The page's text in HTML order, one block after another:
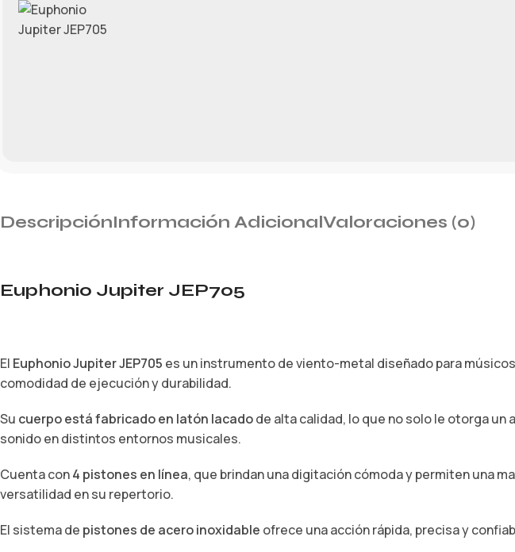
DescripciónInformación AdicionalValoraciones (0)
Euphonio Jupiter JEP705
El Euphonio Jupiter JEP705 es un instrumento de viento-metal diseñado para
comodidad de ejecución y durabilidad.
Su cuerpo está fabricado en latón lacadode alta calidad, lo que no solo le otorga
sonido en distintos entornos musicales.
Cuenta con4 pistones en línea, que brindan una digitación cómoda y permiten una
versatilidad en su repertorio.
El sistema de pistones de acero inoxidable ofrece una acción rápida, precisa y